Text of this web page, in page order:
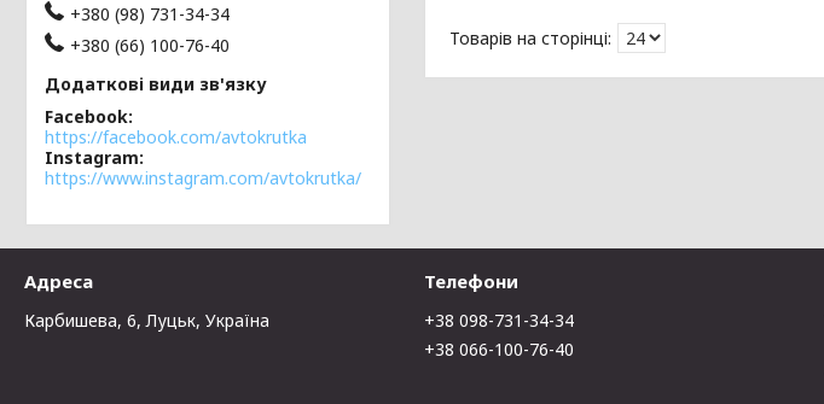
+380 (98) 731-34-34
+380 (66) 100-76-40
Facebook
https://facebook.com/avtokrutka
Instagram
https://www.instagram.com/avtokrutka/
Адреса
Карбишева, 6, Луцьк, Україна
Телефони
+38 098-731-34-34
+38 066-100-76-40